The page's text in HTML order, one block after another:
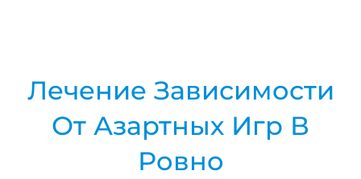
Лечение Зависимости
От Азартных Игр В
Ровно